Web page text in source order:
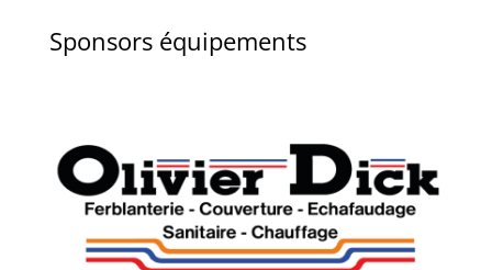
Sponsors équipements